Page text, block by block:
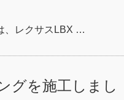
、レクサスLBX …
グを施工しまし